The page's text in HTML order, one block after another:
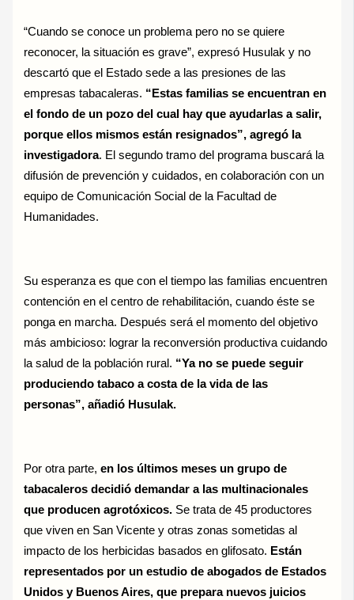
“Cuando se conoce un problema pero no se quiere
reconocer, la situación es grave”, expresó Husulak y no
descartó que el Estado sede a las presiones de las
empresas tabacaleras. “Estas familias se encuentran en
el fondo de un pozo del cual hay que ayudarlas a salir,
porque ellos mismos están resignados”, agregó la
investigadora. El segundo tramo del programa buscará la
difusión de prevención y cuidados, en colaboración con un
equipo de Comunicación Social de la Facultad de
Humanidades.
Su esperanza es que con el tiempo las familias encuentren
contención en el centro de rehabilitación, cuando éste se
ponga en marcha. Después será el momento del objetivo
más ambicioso: lograr la reconversión productiva cuidando
la salud de la población rural. “Ya no se puede seguir
produciendo tabaco a costa de la vida de las
personas”, añadió Husulak.
Por otra parte,en los últimos meses un grupo de
tabacaleros decidió demandar a las multinacionales
que producen agrotóxicos. Se trata de 45 productores
que viven en San Vicente y otras zonas sometidas al
impacto de los herbicidas basados en glifosato. Están
representados por un estudio de abogados de Estados
Unidos y Buenos Aires, que prepara nuevos juicios